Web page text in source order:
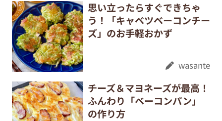
思い立ったらすぐできちゃ
う！「キャベツベーコンチー
ズ」のお手軽おかず
wasante
チーズ＆マヨネーズが最高！
ふんわり「ベーコンパン」
の作り方